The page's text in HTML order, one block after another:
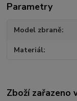
Parametry
Model zbraně
Materiál
Zboží zařazeno